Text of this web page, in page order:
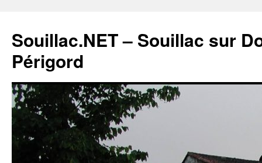
Souillac.NET – Souillac sur
Périgord